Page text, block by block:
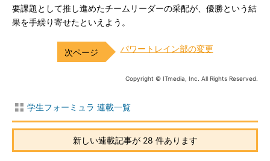
要課題として推し進めたチームリーダーの采配が、優勝という結
果を手繰り寄せたといえよう。
パワートレイン部の変更
Copyright © ITmedia, Inc. All Rights Reserved.
学生フォーミュラ 連載一覧
新しい連載記事が 28 件あります